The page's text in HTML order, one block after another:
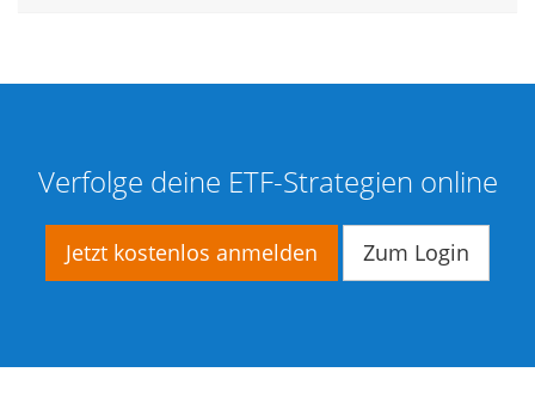
Verfolge deine ETF-Strategien online
Jetzt kostenlos anmelden Zum Login